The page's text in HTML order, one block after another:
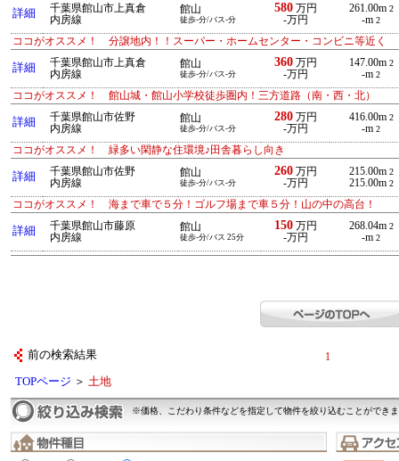
詳細
千葉県館山市上真倉
内房線
館山
徒歩-分/バス-分
580万円
-万円
261.00m 2
-m 2
ココがオススメ！ 分譲地内！！スーパー・ホームセンター・コンビニ等近く
詳細
千葉県館山市上真倉
内房線
館山
徒歩-分/バス-分
360万円
-万円
147.00m 2
-m 2
ココがオススメ！ 館山城・館山小学校徒歩圏内！三方道路（南・西・北）
詳細
千葉県館山市佐野
内房線
館山
徒歩-分/バス-分
280万円
-万円
416.00m 2
-m 2
ココがオススメ！ 緑多い閑静な住環境♪田舎暮らし向き
詳細
千葉県館山市佐野
内房線
館山
徒歩-分/バス-分
260万円
-万円
215.00m 2
215.00m 2
ココがオススメ！ 海まで車で５分！ゴルフ場まで車５分！山の中の高台！
詳細
千葉県館山市藤原
内房線
館山
徒歩-分/バス 25分
150万円
-万円
268.04m 2
-m 2
前の検索結果 1
TOPページ ＞ 土地
※価格、こだわり条件などを指定して物件を絞り込むことができ